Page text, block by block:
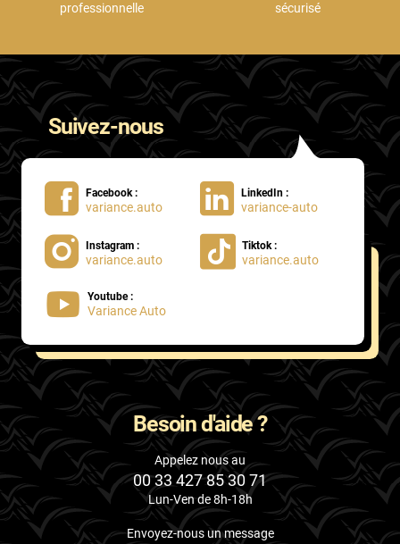
professionnelle
sécurisé
Suivez-nous
Facebook :
variance.auto
LinkedIn :
variance-auto
Instagram :
variance.auto
Tiktok :
variance.auto
Youtube :
Variance Auto
Besoin d'aide ?
Appelez nous au
00 33 427 85 30 71
Lun-Ven de 8h-18h
Envoyez-nous un message